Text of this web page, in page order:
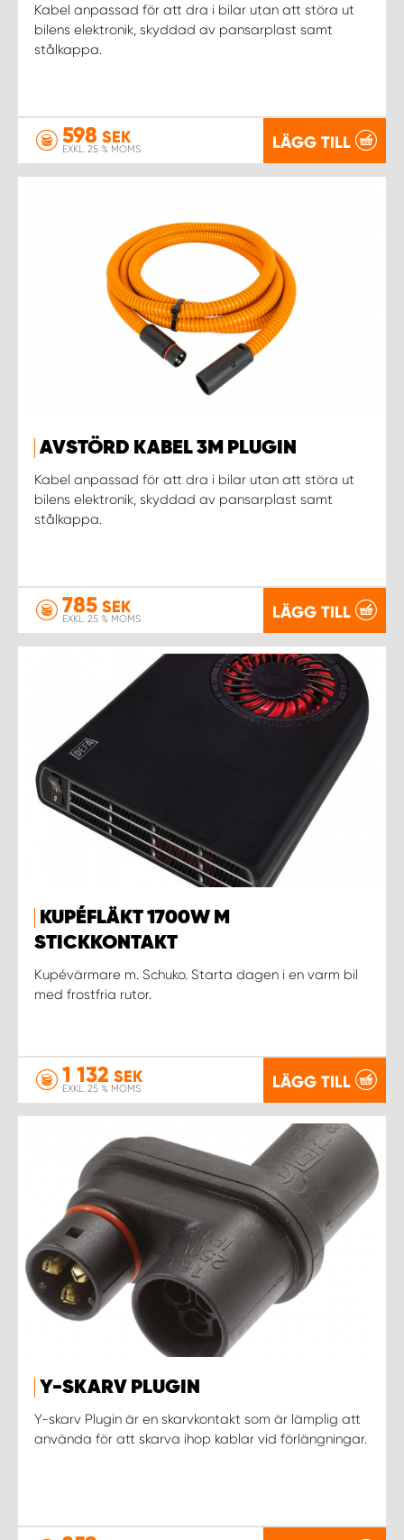
Kabel anpassad för att dra i bilar utan att störa ut
bilens elektronik, skyddad av pansarplast samt
stålkappa.
598 SEK
EXKL. 25 % MOMS LÄGG TILL
AVSTÖRD KABEL 3M PLUGIN
Kabel anpassad för att dra i bilar utan att störa ut
bilens elektronik, skyddad av pansarplast samt
stålkappa.
785 SEK
EXKL. 25 % MOMS LÄGG TILL
KUPÉFLÄKT 1700W M
STICKKONTAKT
Kupévärmare m. Schuko. Starta dagen i en varm bil
med frostfria rutor.
1 132 SEK
EXKL. 25 % MOMS LÄGG TILL
Y-SKARV PLUGIN
Y-skarv Plugin är en skarvkontakt som är lämplig att
använda för att skarva ihop kablar vid förlängningar.